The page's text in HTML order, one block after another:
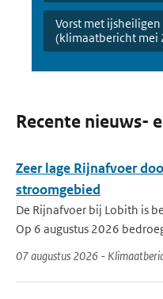
Vorst met ijsheiligen
(klimaatbericht mei
Recente nieuws-
Zeer lage Rijnafvoer
stroomgebied
De Rijnafvoer bij Lobith is
Op 6 augustus 2026
07 augustus 2026 -